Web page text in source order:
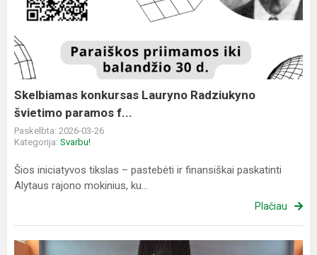
Lauryno
Radziukyno
švietimo
paramos
f...
Skelbiamas konkursas Lauryno Radziukyno
švietimo paramos f...
Paskelbta: 2026-03-26
Kategorija: Svarbu!
Šios iniciatyvos tikslas – pastebėti ir finansiškai paskatinti
Alytaus rajono mokinius, ku...
Plačiau
Mokiniai